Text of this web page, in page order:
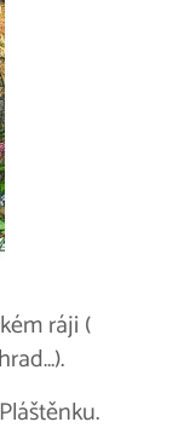
ráji (